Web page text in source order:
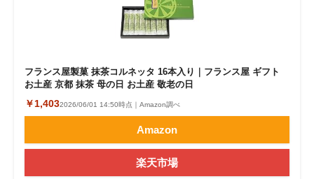
フランス屋製菓 抹茶コルネッタ 16本入り｜フランス屋 ギフト
お土産 京都 抹茶 母の日 お土産 敬老の日
￥1,4032026/06/01 14:50時点｜Amazon調べ
Amazon
楽天市場